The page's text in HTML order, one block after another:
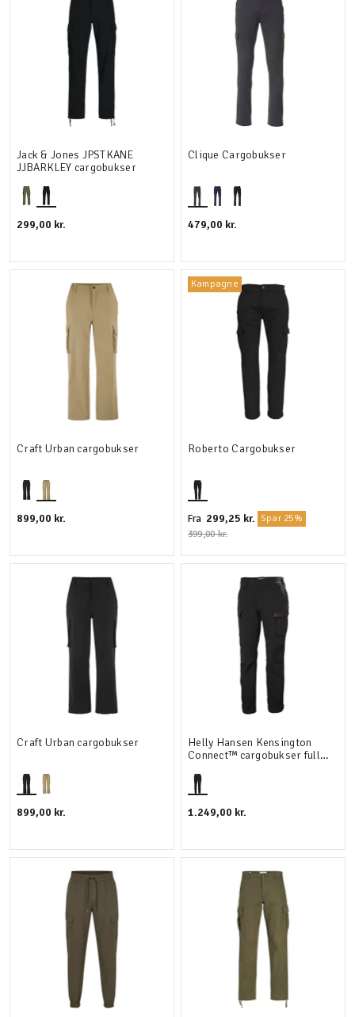
Jack & Jones JPSTKANE
JJBARKLEY cargobukser
299,00 kr.
Clique Cargobukser
479,00 kr.
Craft Urban cargobukser
899,00 kr.
Kampagne
Roberto Cargobukser
Fra 299,25 kr. Spar 25%
399,00 kr.
Craft Urban cargobukser
899,00 kr.
Helly Hansen Kensington
Connect™ cargobukser full
1.249,00 kr.